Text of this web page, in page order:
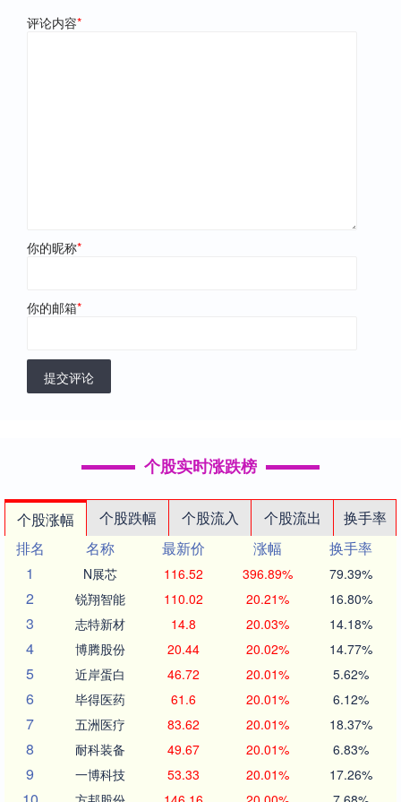
评论内容*
你的昵称*
你的邮箱*
提交评论
个股实时涨跌榜
个股涨幅 个股跌幅 个股流入 个股流出
换手率
排名
名称 最新价 涨幅
换手率
1
N展芯 116.52 396.89% 79.39%
2 锐翔智能 110.02 20.21% 16.80%
3 志特新材 14.8 20.03% 14.18%
4 博腾股份 20.44 20.02% 14.77%
5 近岸蛋白 46.72 20.01% 5.62%
6 毕得医药 61.6 20.01% 6.12%
7 五洲医疗 83.62 20.01% 18.37%
8 耐科装备 49.67 20.01% 6.83%
9 一博科技 53.33 20.01% 17.26%